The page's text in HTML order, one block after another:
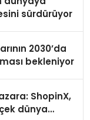
sürdürüyor
2030’da
bekleniyor
ShopinX,
dünya